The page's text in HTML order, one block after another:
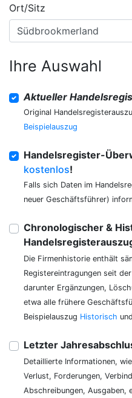
Ort/Sitz
Ihre Auswahl
Aktueller
Original
Beispielauszug
Handelsregister-
kostenlos!
Falls sich Daten im
neuer Geschäftsführer)
Chronologischer &
Die Firmenhistorie enthält
Registereintragungen seit
darunter Ergänzungen,
etwa alle frühere
Beispielauszug Historisch und
Letzter
Detaillierte Informationen,
Verlust, Forderungen,
Abschreibungen, Ausgaben,